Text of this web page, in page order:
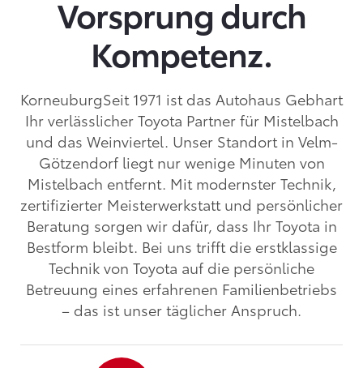
Vorsprung durch
Kompetenz.
KorneuburgSeit 1971 ist das Autohaus Gebhart
Ihr verlässlicher Toyota Partner für Mistelbach
und das Weinviertel. Unser Standort in Velm-
Götzendorf liegt nur wenige Minuten von
Mistelbach entfernt. Mit modernster Technik,
zertifizierter Meisterwerkstatt und persönlicher
Beratung sorgen wir dafür, dass Ihr Toyota in
Bestform bleibt. Bei uns trifft die erstklassige
Technik von Toyota auf die persönliche
Betreuung eines erfahrenen Familienbetriebs
– das ist unser täglicher Anspruch.